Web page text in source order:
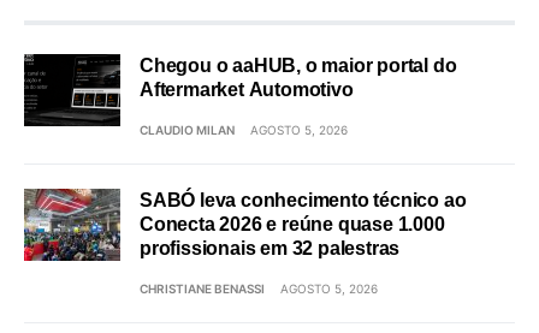
Chegou o aaHUB, o maior portal do
Aftermarket Automotivo
CLAUDIO MILAN AGOSTO 5, 2026
SABÓ leva conhecimento técnico ao
Conecta 2026 e reúne quase 1.000
profissionais em 32 palestras
CHRISTIANE BENASSI AGOSTO 5, 2026